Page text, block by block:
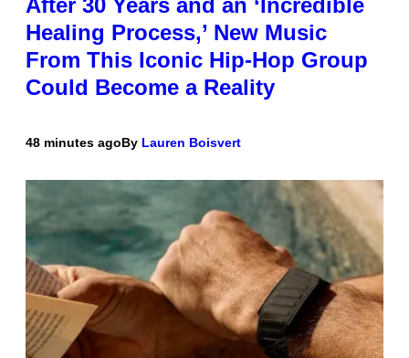
After 30 Years and an ‘Incredible
Healing Process,’ New Music
From This Iconic Hip-Hop Group
Could Become a Reality
48 minutes agoBy Lauren Boisvert